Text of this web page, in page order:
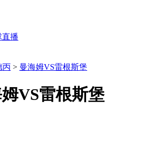
直播
丙 > 曼海姆VS雷根斯堡
VS雷根斯堡